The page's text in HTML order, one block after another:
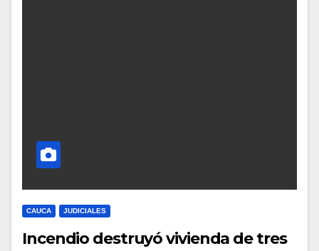
CAUCA JUDICIALES
Incendio destruyó vivienda de tres